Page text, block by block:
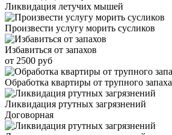
Ликвидация летучих мышей
Произвести услугу морить сусликов
Избавиться от запахов
от 2500 руб
Обработка квартиры от трупного запаха
Ликвидация ртутных загрязнений
Договорная